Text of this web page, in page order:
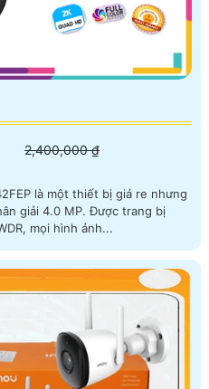
2,400,000 ₫
là một thiết bị giá re nhưng
MP. Được trang bị
mọi hình ảnh...